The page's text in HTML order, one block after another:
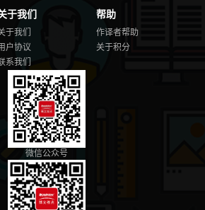
于我们
于我们
户协议
系我们
帮助
作译者帮助
关于积分
微信公众号